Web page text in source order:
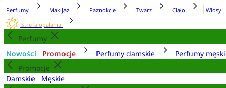
Perfumy Makijaż Paznokcie Twarz Ciało Włosy
Strefa opalania
Perfumy
Nowości
Promocje Perfumy damskie Perfumy
Promocje
Damskie
Męskie